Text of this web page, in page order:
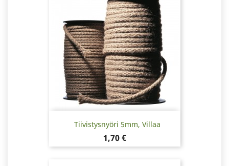
Tiivistysnyöri 5mm, Villaa
Hinta
1,70 €